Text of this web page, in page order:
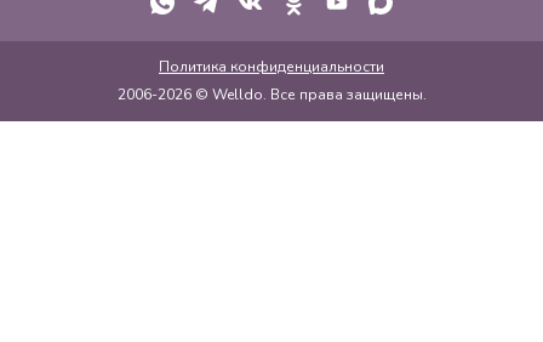
2006-2026 © Welldo. Все права защищены.
Политика конфиденциальности